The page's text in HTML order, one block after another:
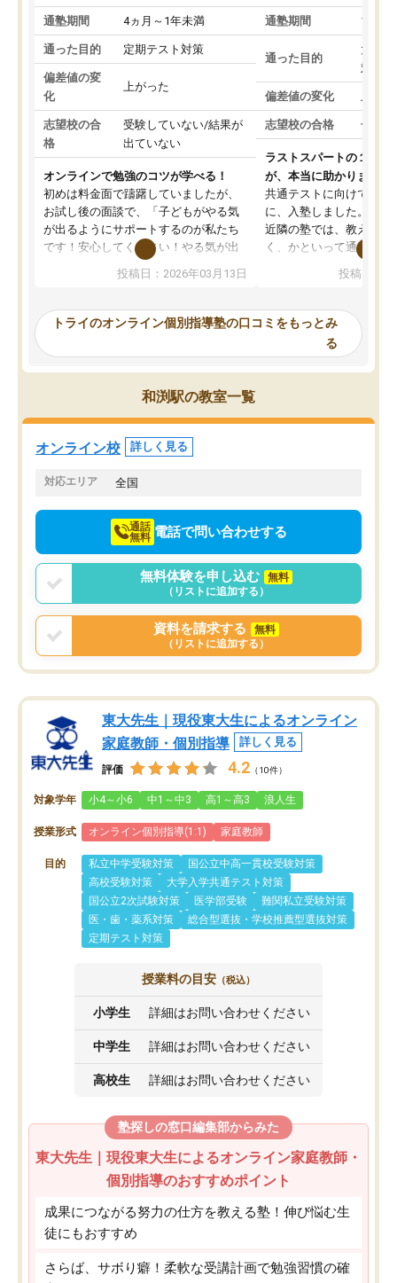
通塾期間 4ヵ月～1年未満
通った目的 定期テスト対策
偏差値の変
化
上がった
志望校の合
格
受験していない/結果が
出ていない
オンラインで勉強のコツが学べる！
初めは料金面で躊躇していましたが、
お試し後の面談で、「子どもがやる気
が出るようにサポートするのが私たち
です！安心してください！やる気が出
ないのは私たち講師の責任です」と言
ってくださり、確かに！と考えて、思
ったんですが、学生の先生から学ぶこ
み、徐々に成績が上がったらいいなと
思っていました。何が今足りないのか
を的確に指導いただき、子どももびっ
くりするほど楽しんでやる気を持って
塾を受けています。狙い通り、少しず
つ成績も上がり、苦手意識も無くなっ
てきたので、さらに苦手な数学も追加
でお願いしました。来年の高校受験に
投稿日：2026年03月13日
通塾期間 1～3
通った目的
大学
対策
偏差値の変化
志望校の合格 合格
ラストスパートの１か月
が、本当に助かりました
共通テストに向けての追
に、入塾しました。田舎
近隣の塾では、教えても
く、かといって通うには
可能なので本当に助か
らないところをピンポイ
頂いて、とてもわかり
していました。一生を
スト、多少お金がかかっ
投稿日：
トライのオンライン個別指導塾の口コミをもっとみ
る
和渕駅の教室一覧
オンライン校 詳しく見る
対応エリア 全国
通話
無料 電話で問い合わせする
無料体験を申し込む
無料
（リストに追加する）
資料を請求する
無料
（リストに追加する）
東大先生｜現役東大生によるオンライン
家庭教師・個別指導
詳しく見る
評価 4.2 （10件）
対象学年 小4～小6 中1～中3 高1～高3 浪人生
授業形式 オンライン個別指導(1:1) 家庭教師
目的 私立中学受験対策
国公立中高一貫校受験対策
高校受験対策
大学入学共通テスト対策
国公立2次試験対策
医学部受験
難関私立受験対策
医・歯・薬系対策
総合型選抜・学校推薦型選抜対策
定期テスト対策
授業料の目安 （税込）
小学生 詳細はお問い合わせください
中学生 詳細はお問い合わせください
高校生 詳細はお問い合わせください
塾探しの窓口編集部からみた
東大先生｜現役東大生によるオンライン家庭教師・
個別指導のおすすめポイント
成果につながる努力の仕方を教える塾！伸び悩む生
徒にもおすすめ
さらば、サボり癖！柔軟な受講計画で勉強習慣の確